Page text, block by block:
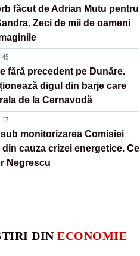
făcut de Adrian Mutu pentru
Zeci de mii de oameni
fără precedent pe Dunăre.
digul din barje care
de la Cernavodă
sub monitorizarea Comisiei
din cauza crizei energetice. Ce
Negrescu
DIN ECONOMIE